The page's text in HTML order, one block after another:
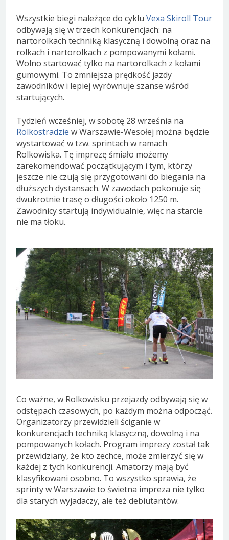
Wszystkie biegi należące do cyklu Vexa Skiroll Tour
odbywają się w trzech konkurencjach: na
nartorolkach techniką klasyczną i dowolną oraz na
rolkach i nartorolkach z pompowanymi kołami.
Wolno startować tylko na nartorolkach z kołami
gumowymi. To zmniejsza prędkość jazdy
zawodników i lepiej wyrównuje szanse wśród
startujących.
Tydzień wcześniej, w sobotę 28 września na
Rolkostradzie w Warszawie-Wesołej można będzie
wystartować w tzw. sprintach w ramach
Rolkowiska. Tę imprezę śmiało możemy
zarekomendować początkującym i tym, którzy
jeszcze nie czują się przygotowani do biegania na
dłuższych dystansach. W zawodach pokonuje się
dwukrotnie trasę o długości około 1250 m.
Zawodnicy startują indywidualnie, więc na starcie
nie ma tłoku.
Co ważne, w Rolkowisku przejazdy odbywają się w
odstępach czasowych, po każdym można odpocząć.
Organizatorzy przewidzieli ściganie w
konkurencjach techniką klasyczną, dowolną i na
pompowanych kołach. Program imprezy został tak
przewidziany, że kto zechce, może zmierzyć się w
każdej z tych konkurencji. Amatorzy mają być
klasyfikowani osobno. To wszystko sprawia, że
sprinty w Warszawie to świetna impreza nie tylko
dla starych wyjadaczy, ale też debiutantów.